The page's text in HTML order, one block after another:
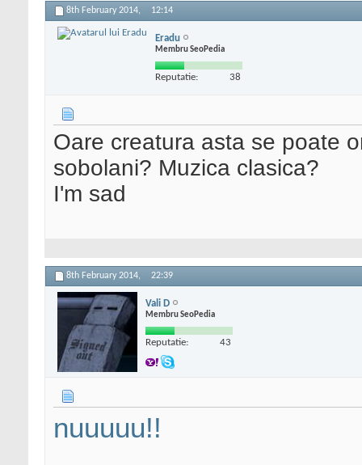
8th February 2014, 12:14
Eradu
Membru SeoPedia
Reputatie: 38
Oare creatura asta se poate
sobolani? Muzica clasica?
I'm sad
8th February 2014, 22:39
Vali D
Membru SeoPedia
Reputatie: 43
nuuuuu!!